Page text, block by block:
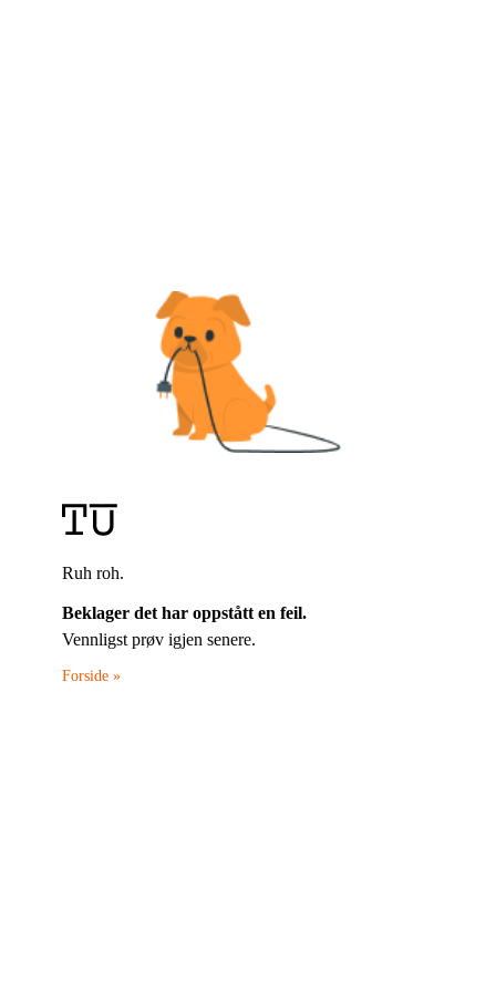
Ruh roh.
Beklager det har oppstått en feil.
Vennligst prøv igjen senere.
Forside »